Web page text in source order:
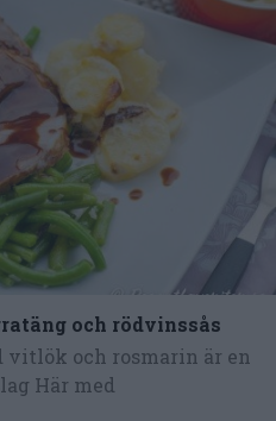
och rödvinssås
vitlök och rosmarin är en
Här med